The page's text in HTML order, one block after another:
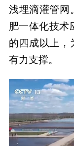
浅埋滴灌管网
肥一体化技术
的四成以上，
有力支撑。